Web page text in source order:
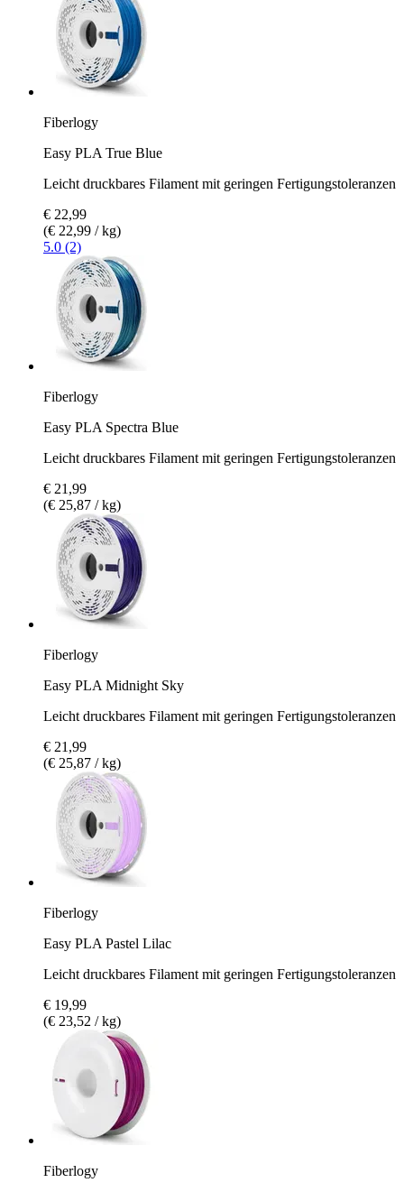
Fiberlogy
Easy PLA True Blue
Leicht druckbares Filament mit geringen Fertigungstoleranzen
€ 22,99
(€ 22,99 / kg)
5.0 (2)
Fiberlogy
Easy PLA Spectra Blue
Leicht druckbares Filament mit geringen Fertigungstoleranzen
€ 21,99
(€ 25,87 / kg)
Fiberlogy
Easy PLA Midnight Sky
Leicht druckbares Filament mit geringen Fertigungstoleranzen
€ 21,99
(€ 25,87 / kg)
Fiberlogy
Easy PLA Pastel Lilac
Leicht druckbares Filament mit geringen Fertigungstoleranzen
€ 19,99
(€ 23,52 / kg)
Fiberlogy